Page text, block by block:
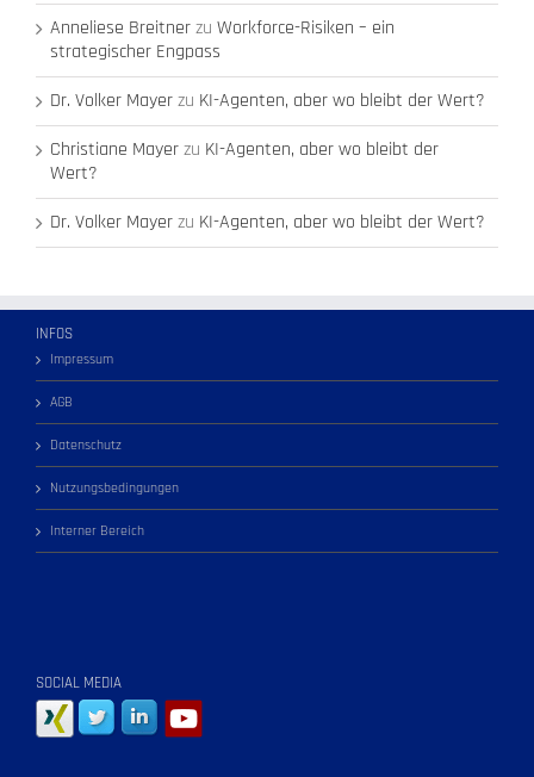
Anneliese Breitnerzu Workforce-Risiken – ein
strategischer Engpass
Dr. Volker Mayerzu KI-Agenten, aber wo bleibt der Wert?
Christiane Mayerzu KI-Agenten, aber wo bleibt der
Wert?
Dr. Volker Mayerzu KI-Agenten, aber wo bleibt der Wert?
INFOS
Impressum
AGB
Datenschutz
Nutzungsbedingungen
Interner Bereich
SOCIAL MEDIA